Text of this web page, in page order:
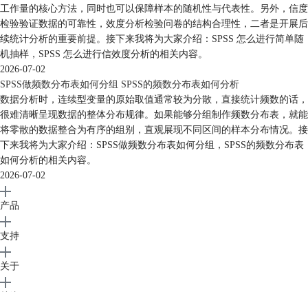
工作量的核心方法，同时也可以保障样本的随机性与代表性。另外，信度
检验验证数据的可靠性，效度分析检验问卷的结构合理性，二者是开展后
续统计分析的重要前提。接下来我将为大家介绍：SPSS 怎么进行简单随
机抽样，SPSS 怎么进行信效度分析的相关内容。
2026-07-02
SPSS做频数分布表如何分组 SPSS的频数分布表如何分析
数据分析时，连续型变量的原始取值通常较为分散，直接统计频数的话，
很难清晰呈现数据的整体分布规律。如果能够分组制作频数分布表，就能
将零散的数据整合为有序的组别，直观展现不同区间的样本分布情况。接
下来我将为大家介绍：SPSS做频数分布表如何分组，SPSS的频数分布表
如何分析的相关内容。
2026-07-02
产品
支持
关于